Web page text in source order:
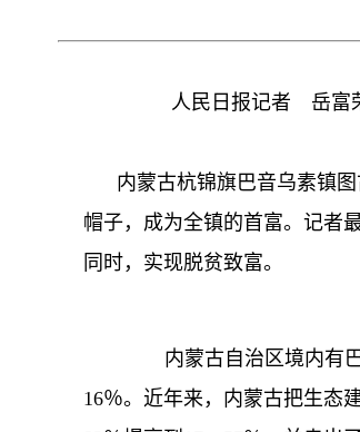
人民日报记者 岳富
内蒙古杭锦旗巴音乌素镇图
帽子，成为全镇的首富。记者
同时，实现脱贫致富。
内蒙古自治区境内有巴
16％。近年来，内蒙古把生态